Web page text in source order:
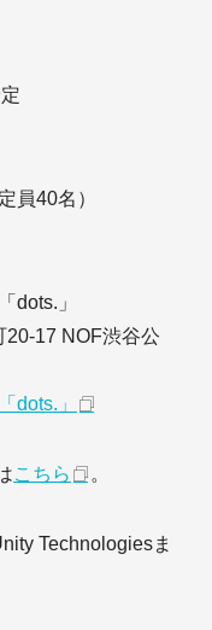
員40名）
dots.」
20-17 NOF渋谷公
dots.」
こちら 。
Technologiesま